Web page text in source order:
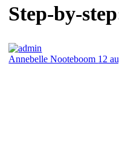
Step-by-
Annebelle Nooteboom 12